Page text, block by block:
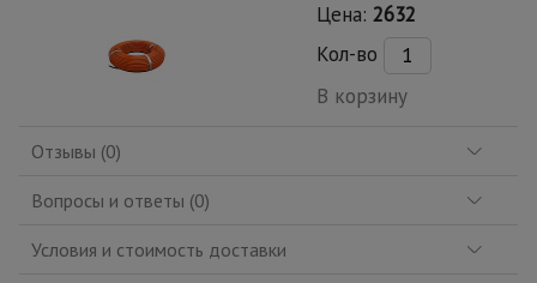
Цена: 2632
Кол-во
В корзину
Отзывы (0)
Вопросы и ответы (0)
Условия и стоимость доставки